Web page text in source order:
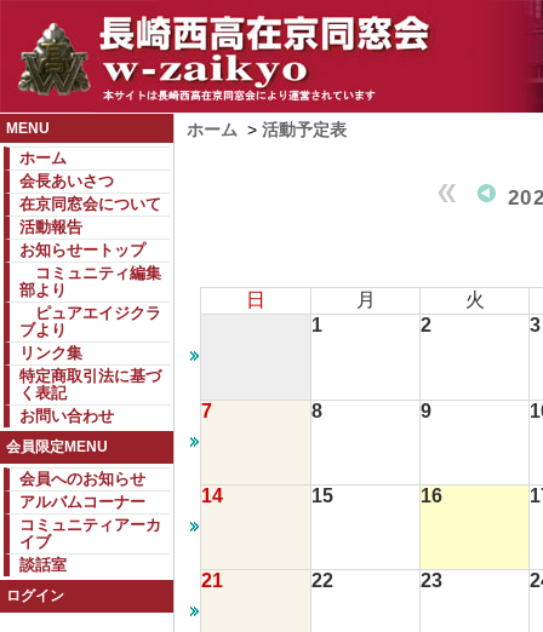
MENU
ホーム
会長あいさつ
在京同窓会について
活動報告
お知らせートップ
コミュニティ編集
部より
ピュアエイジクラ
ブより
リンク集
特定商取引法に基づ
く表記
お問い合わせ
会員限定MENU
会員へのお知らせ
アルバムコーナー
コミュニティアーカ
イブ
談話室
ログイン
ホーム > 活動予定表
日 月
火
1
2 3
7 8 9
14 15 16
21 22 23